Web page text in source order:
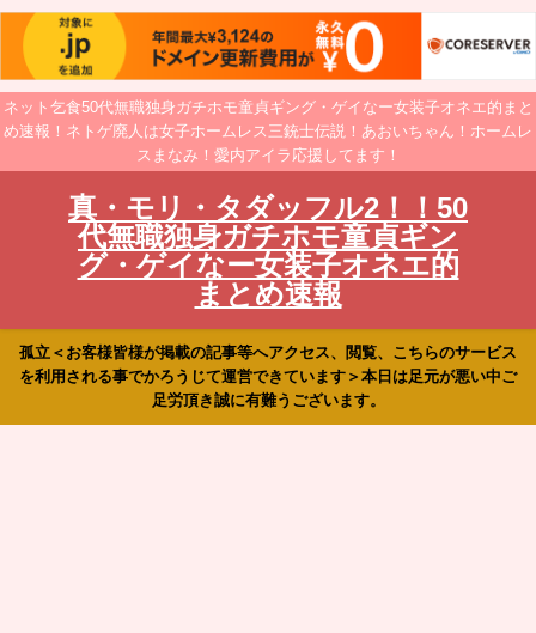
ネット乞食50代無職独身ガチホモ童貞ギング・ゲイなー女装子オネエ的まと
め速報！ネトゲ廃人は女子ホームレス三銃士伝説！あおいちゃん！ホームレ
スまなみ！愛内アイラ応援してます！
真・モリ・タダッフル2！！50
代無職独身ガチホモ童貞ギン
グ・ゲイなー女装子オネエ的
まとめ速報
孤立＜お客様皆様が掲載の記事等へアクセス、閲覧、こちらのサービス
を利用される事でかろうじて運営できています＞本日は足元が悪い中ご
足労頂き誠に有難うございます。